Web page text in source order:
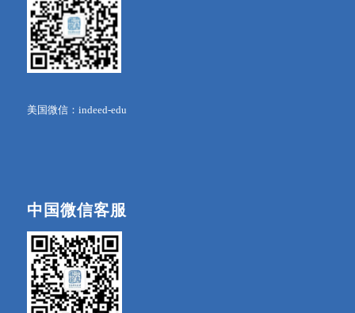
美国微信：indeed-edu
中国微信客服